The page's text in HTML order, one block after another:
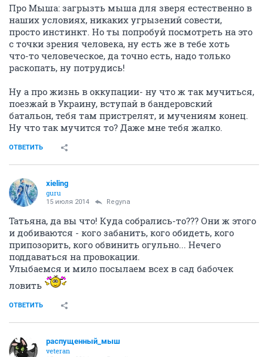
Про Мыша: загрызть мыша для зверя естественно в
наших условиях, никаких угрызений совести,
просто инстинкт. Но ты попробуй посмотреть на это
с точки зрения человека, ну есть же в тебе хоть
что-то человеческое, да точно есть, надо только
раскопать, ну потрудись!
Ну а про жизнь в оккупации- ну что ж так мучиться,
поезжай в Украину, вступай в бандеровский
батальон, тебя там пристрелят, и мучениям конец.
Ну что так мучится то? Даже мне тебя жалко.
ОТВЕТИТЬ
xieling
guru
15 июля 2014 Regуna
Татьяна, да вы что! Куда собрались-то??? Они ж этого
и добиваются - кого забанить, кого обидеть, кого
припозорить, кого обвинить огульно... Нечего
поддаваться на провокации.
Улыбаемся и мило посылаем всех в сад бабочек
ловить
ОТВЕТИТЬ
распущенный_мыш
veteran